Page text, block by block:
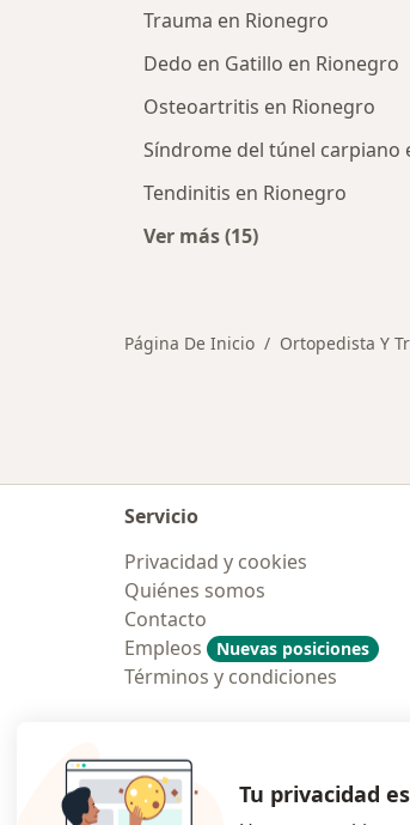
Trauma en Rionegro
Dedo en Gatillo en Rionegro
Osteoartritis en Rionegro
Síndrome del túnel carpiano
Tendinitis en Rionegro
Ver más (15)
Página De Inicio Ortopedista Y
Servicio
Privacidad y cookies
Quiénes somos
Contacto
Empleos
Nuevas posiciones
Términos y condiciones
Tu privacidad